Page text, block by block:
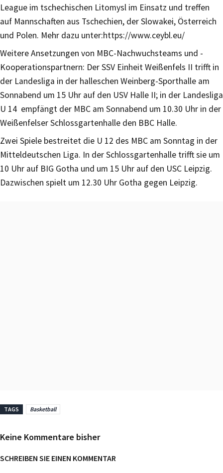
League im tschechischen Litomysl im Einsatz und treffen
auf Mannschaften aus Tschechien, der Slowakei, Österreich
und Polen. Mehr dazu unter:https://www.ceybl.eu/
Weitere Ansetzungen von MBC-Nachwuchsteams und -
Kooperationspartnern: Der SSV Einheit Weißenfels II trifft in
der Landesliga in der halleschen Weinberg-Sporthalle am
Sonnabend um 15 Uhr auf den USV Halle II; in der Landesliga
U 14 empfängt der MBC am Sonnabend um 10.30 Uhr in der
Weißenfelser Schlossgartenhalle den BBC Halle.
Zwei Spiele bestreitet die U 12 des MBC am Sonntag in der
Mitteldeutschen Liga. In der Schlossgartenhalle trifft sie um
10 Uhr auf BIG Gotha und um 15 Uhr auf den USC Leipzig.
Dazwischen spielt um 12.30 Uhr Gotha gegen Leipzig.
TAGS Basketball
Keine Kommentare bisher
SCHREIBEN SIE EINEN KOMMENTAR